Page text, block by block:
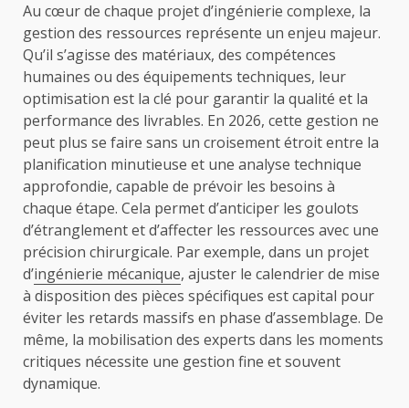
Au cœur de chaque projet d’ingénierie complexe, la
gestion des ressources représente un enjeu majeur.
Qu’il s’agisse des matériaux, des compétences
humaines ou des équipements techniques, leur
optimisation est la clé pour garantir la qualité et la
performance des livrables. En 2026, cette gestion ne
peut plus se faire sans un croisement étroit entre la
planification minutieuse et une analyse technique
approfondie, capable de prévoir les besoins à
chaque étape. Cela permet d’anticiper les goulots
d’étranglement et d’affecter les ressources avec une
précision chirurgicale. Par exemple, dans un projet
d’ingénierie mécanique, ajuster le calendrier de mise
à disposition des pièces spécifiques est capital pour
éviter les retards massifs en phase d’assemblage. De
même, la mobilisation des experts dans les moments
critiques nécessite une gestion fine et souvent
dynamique.